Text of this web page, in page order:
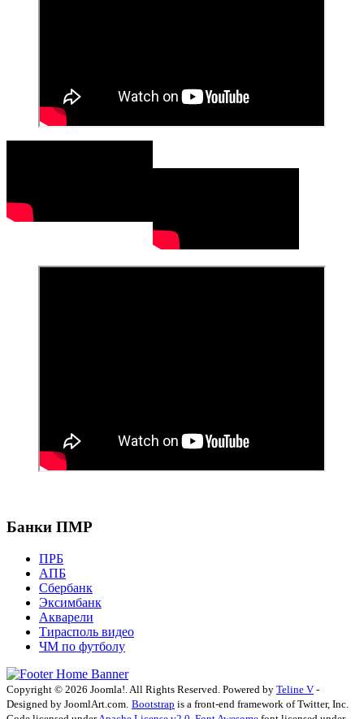
Банки ПМР
ПРБ
АПБ
Сбербанк
Эксимбанк
Акварели
Тирасполь видео
ЧМ по футболу
Copyright © 2026 Joomla!. All Rights Reserved. Powered by Teline V -
Designed by JoomlArt.com. Bootstrap is a front-end framework of Twitter, Inc.